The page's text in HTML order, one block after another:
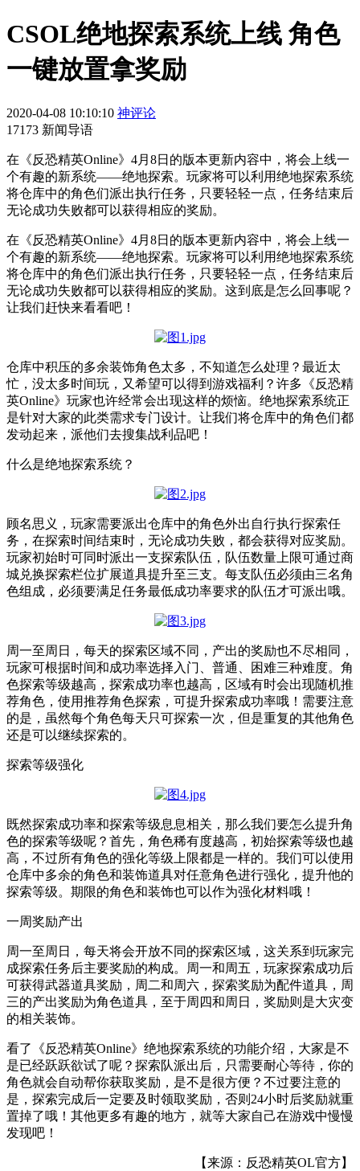
CSOL绝地探索系统上线 角色
一键放置拿奖励
2020-04-08 10:10:10 神评论
17173 新闻导语
在《反恐精英Online》4月8日的版本更新内容中，将会上线一
个有趣的新系统——绝地探索。玩家将可以利用绝地探索系统
将仓库中的角色们派出执行任务，只要轻轻一点，任务结束后
无论成功失败都可以获得相应的奖励。
在《反恐精英Online》4月8日的版本更新内容中，将会上线一
个有趣的新系统——绝地探索。玩家将可以利用绝地探索系统
将仓库中的角色们派出执行任务，只要轻轻一点，任务结束后
无论成功失败都可以获得相应的奖励。这到底是怎么回事呢？
让我们赶快来看看吧！
仓库中积压的多余装饰角色太多，不知道怎么处理？最近太
忙，没太多时间玩，又希望可以得到游戏福利？许多《反恐精
英Online》玩家也许经常会出现这样的烦恼。绝地探索系统正
是针对大家的此类需求专门设计。让我们将仓库中的角色们都
发动起来，派他们去搜集战利品吧！
什么是绝地探索系统？
顾名思义，玩家需要派出仓库中的角色外出自行执行探索任
务，在探索时间结束时，无论成功失败，都会获得对应奖励。
玩家初始时可同时派出一支探索队伍，队伍数量上限可通过商
城兑换探索栏位扩展道具提升至三支。每支队伍必须由三名角
色组成，必须要满足任务最低成功率要求的队伍才可派出哦。
周一至周日，每天的探索区域不同，产出的奖励也不尽相同，
玩家可根据时间和成功率选择入门、普通、困难三种难度。角
色探索等级越高，探索成功率也越高，区域有时会出现随机推
荐角色，使用推荐角色探索，可提升探索成功率哦！需要注意
的是，虽然每个角色每天只可探索一次，但是重复的其他角色
还是可以继续探索的。
探索等级强化
既然探索成功率和探索等级息息相关，那么我们要怎么提升角
色的探索等级呢？首先，角色稀有度越高，初始探索等级也越
高，不过所有角色的强化等级上限都是一样的。我们可以使用
仓库中多余的角色和装饰道具对任意角色进行强化，提升他的
探索等级。期限的角色和装饰也可以作为强化材料哦！
一周奖励产出
周一至周日，每天将会开放不同的探索区域，这关系到玩家完
成探索任务后主要奖励的构成。周一和周五，玩家探索成功后
可获得武器道具奖励，周二和周六，探索奖励为配件道具，周
三的产出奖励为角色道具，至于周四和周日，奖励则是大灾变
的相关装饰。
看了《反恐精英Online》绝地探索系统的功能介绍，大家是不
是已经跃跃欲试了呢？探索队派出后，只需要耐心等待，你的
角色就会自动帮你获取奖励，是不是很方便？不过要注意的
是，探索完成后一定要及时领取奖励，否则24小时后奖励就重
置掉了哦！其他更多有趣的地方，就等大家自己在游戏中慢慢
发现吧！
【来源：反恐精英OL官方】